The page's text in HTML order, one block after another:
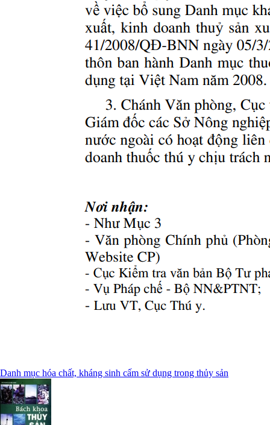
Danh mục hóa chất, kháng sinh cấm sử dụng trong thủy sản